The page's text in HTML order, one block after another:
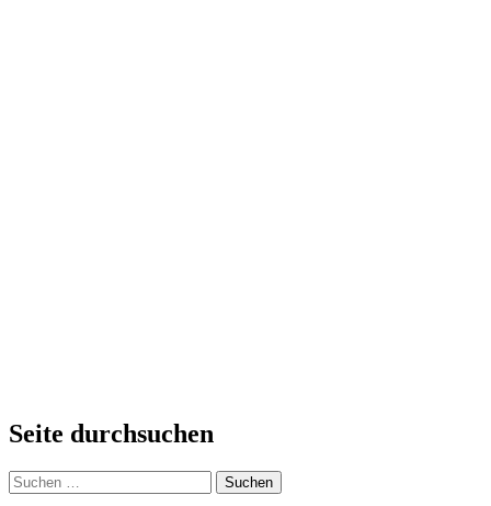
Seite durchsuchen
Suchen
nach: